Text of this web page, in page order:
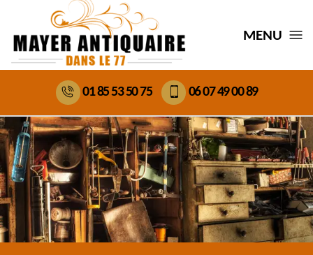
MENU
01 85 53 50 75 06 07 49 00 89